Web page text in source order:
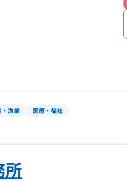
漁業 医療・福祉
所